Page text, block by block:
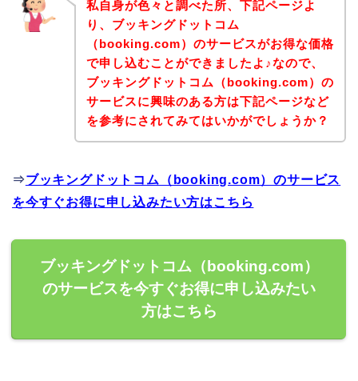
私自身が色々と調べた所、下記ページよ
り、ブッキングドットコム
（booking.com）のサービスがお得な価格
で申し込むことができましたよ♪なので、
ブッキングドットコム（booking.com）の
サービスに興味のある方は下記ページなど
を参考にされてみてはいかがでしょうか？
⇒ブッキングドットコム（booking.com）のサービス
を今すぐお得に申し込みたい方はこちら
ブッキングドットコム（booking.com）
のサービスを今すぐお得に申し込みたい
方はこちら